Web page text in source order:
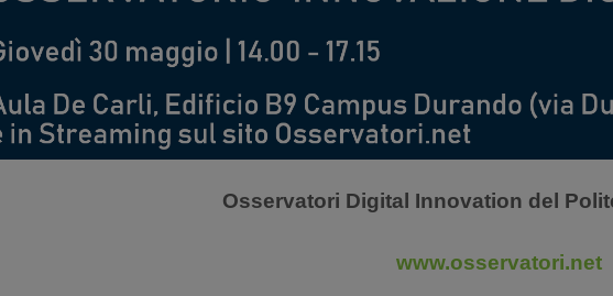
Osservatori Digital Innovation del
www.osservatori.net